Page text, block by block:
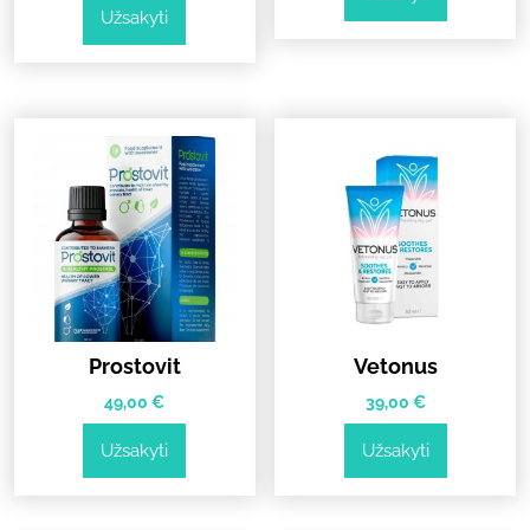
was:
78,00 €.
Užsakyti
58,00 €.
Prostovit
49,00€
Užsakyti
Vetonus
39,00 €
Užsakyti